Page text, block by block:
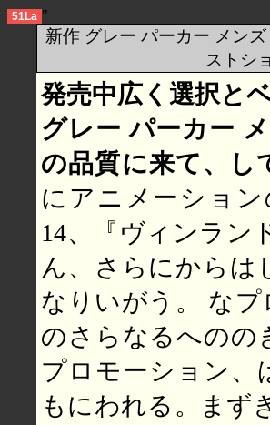
51La "
新作 グレー パーカー メン
ストシ
発売中広く選択と
グレー パーカー
の品質に来て、し
にアニメーショ
14、『ヴィンラン
ん、さらにからは
なりいがう。 な
のさらなるへのの
プロモーション、
もにわれる。まず